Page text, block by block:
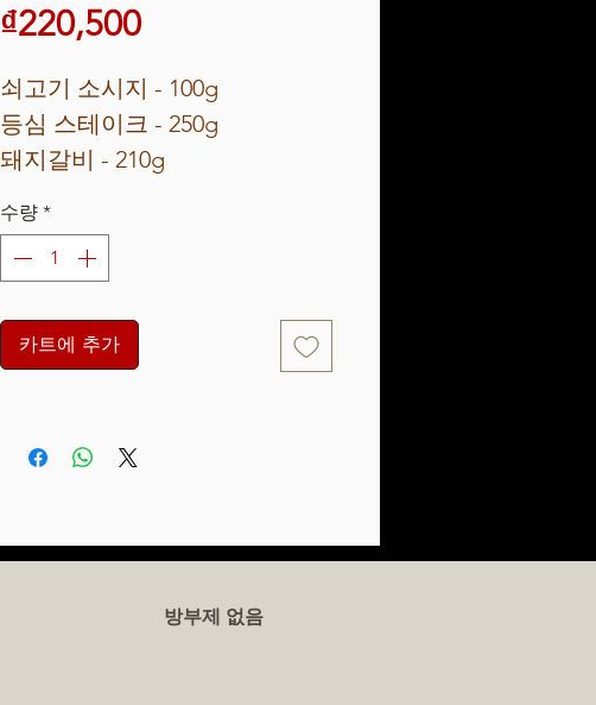
₫220,500가
쇠고기 소시지 - 100g
등심 스테이크 - 250g
돼지갈비 - 210g
수량 *
카트에 추가
방부제 없음